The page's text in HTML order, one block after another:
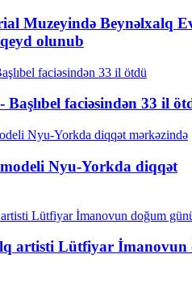
Muzeyində Beynəlxalq
olunub
Başlıbel faciəsindən 33 il
Nyu-Yorkda diqqət
artisti Lütfiyar İmanovun